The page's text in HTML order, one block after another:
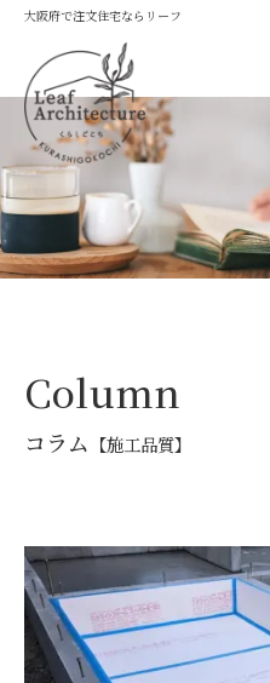
大阪府で注文住宅ならリーフ
Column
コラム 【施工品質】